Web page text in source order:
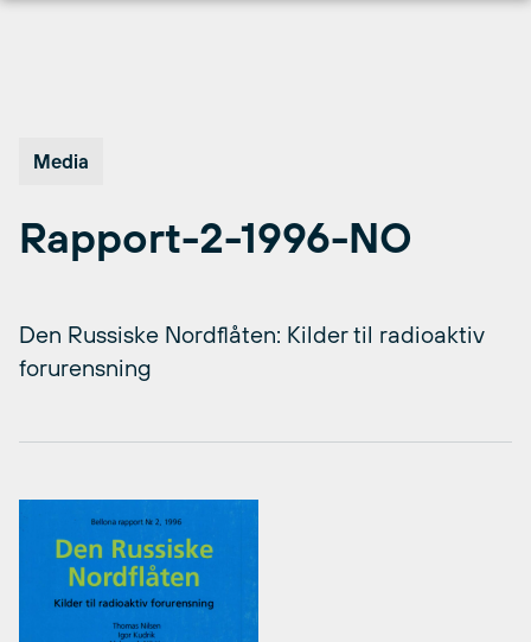
Media
Rapport-2-1996-NO
Den Russiske Nordflåten: Kilder til radioaktiv
forurensning